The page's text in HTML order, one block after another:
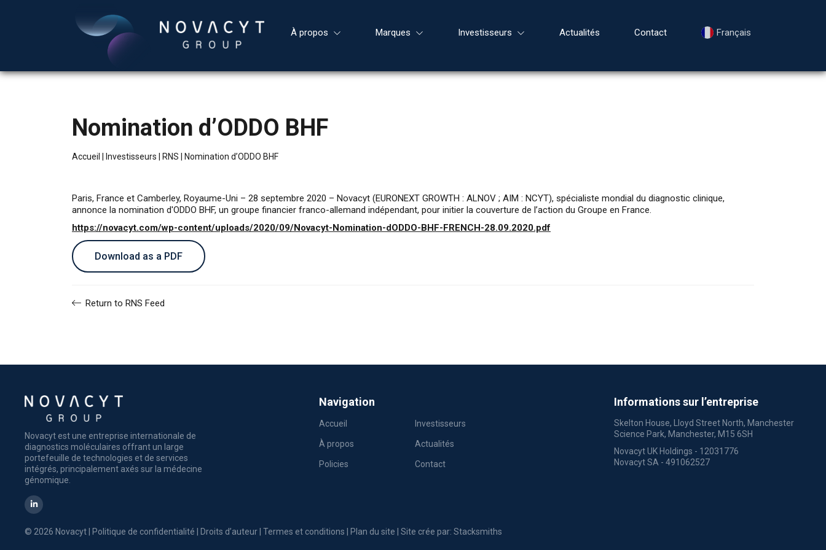
À propos Marques Investisseurs Actualités Contact Français
Nomination d’ODDO BHF
Accueil Investisseurs RNS Nomination d’ODDO BHF
Paris, France et Camberley, Royaume-Uni – 28 septembre 2020 – Novacyt (EURONEXT GROWTH : ALNOV ; AIM : NCYT), spécialiste mondial du diagnostic clinique,
annonce la nomination d'ODDO BHF, un groupe financier franco-allemand indépendant, pour initier la couverture de l’action du Groupe en France.
https://novacyt.com/wp-content/uploads/2020/09/Novacyt-Nomination-dODDO-BHF-FRENCH-28.09.2020.pdf
Download as a PDF
Return to RNS Feed
Novacyt est une entreprise internationale de
diagnostics moléculaires offrant un large
portefeuille de technologies et de services
intégrés, principalement axés sur la médecine
génomique.
Navigation
Accueil Investisseurs
À propos Actualités
Policies Contact
Informations sur l’entreprise
Skelton House, Lloyd Street North, Manchester
Science Park, Manchester, M15 6SH
Novacyt UK Holdings - 12031776
Novacyt SA - 491062527
© 2026 Novacyt | Politique de confidentialité Droits d’auteur Termes et conditions Plan du site | Site crée par: Stacksmiths